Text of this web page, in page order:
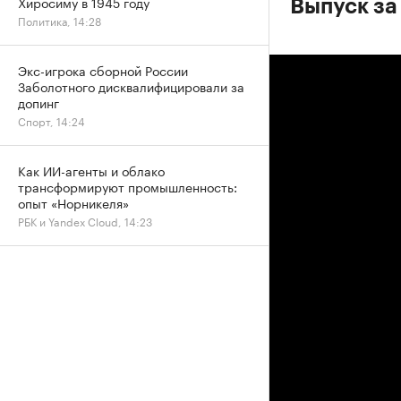
Выпуск
Политика, 14:28
Экс-игрока сборной России
Заболотного дисквалифицировали за
допинг
Спорт, 14:24
Как ИИ-агенты и облако
трансформируют промышленность:
опыт «Норникеля»
РБК и Yandex Cloud, 14:23